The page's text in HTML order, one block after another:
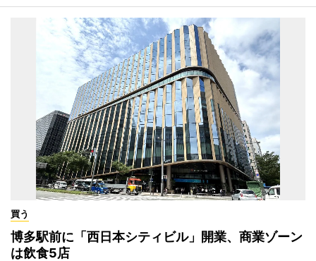
買う
博多駅前に「西日本シティビル」開業、商業ゾーン
は飲食5店